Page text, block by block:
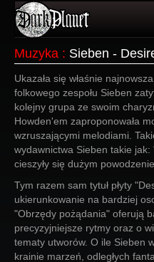
Wydarzenia
Galeria
Forum
Więcej
Login
Muzyka : Sieben -
Ukazała się właśnie
folkowego zespołu Sieben
kolejny grupa ze swoim
Howden'em zaproponowała
wzruszającymi melodiami.
wydawnictwa Sieben takie
cieszyły się dużym
Tym razem sam tytuł płyty
ukierunkowanie na bardziej
"Obrzędy pożądania" oferują
precyzyjniejsze rytmy oraz o
tematy utworów. O ile Sieben
krainie marzeń, odległych